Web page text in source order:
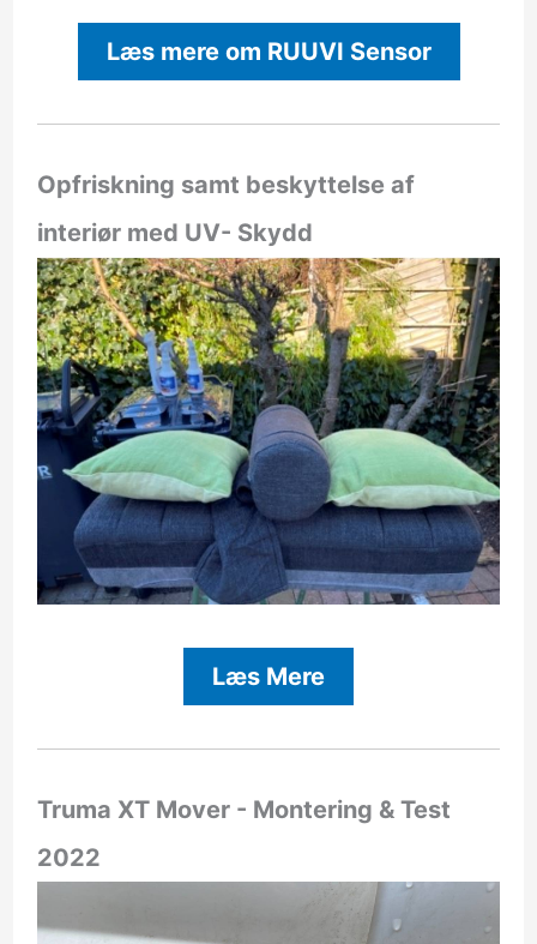
Læs mere om RUUVI Sensor
Opfriskning samt beskyttelse af
interiør med UV- Skydd
Læs Mere
Truma XT Mover - Montering & Test
2022